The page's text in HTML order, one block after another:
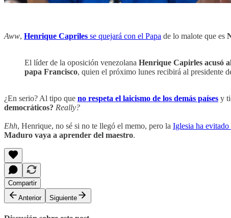
Aww, Henrique Capriles se quejará con el Papa de lo malote que es
El líder de la oposición venezolana Henrique Capirles acusó
papa Francisco, quien el próximo lunes recibirá al presidente
¿En serio? Al tipo que no respeta el laicismo de los demás países y
democráticos? Really?
Ehh, Henrique, no sé si no te llegó el memo, pero la Iglesia ha
Maduro vaya a aprender del maestro.
Compartir
Anterior
Siguiente